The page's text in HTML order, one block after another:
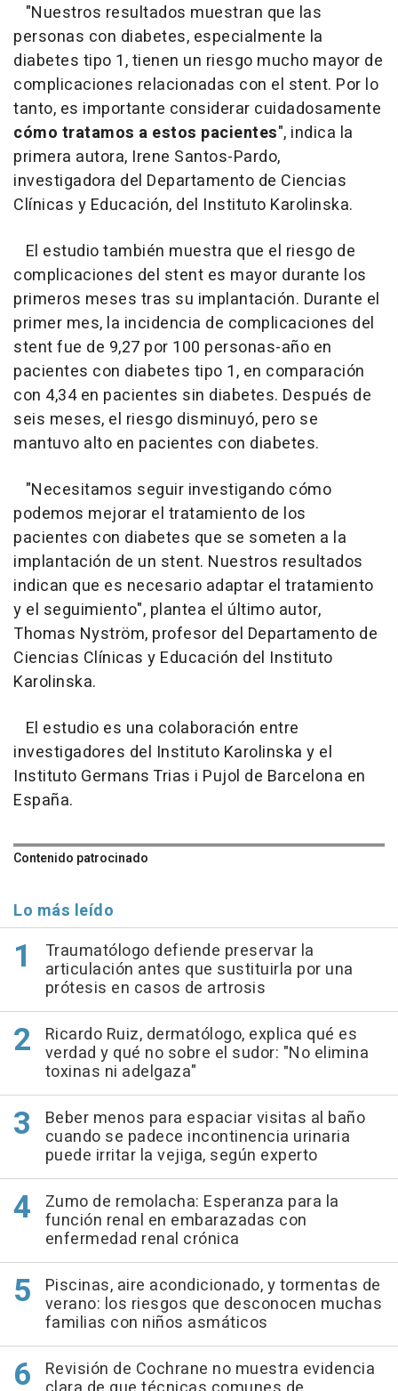
"Nuestros resultados muestran que las
personas con diabetes, especialmente la
diabetes tipo 1, tienen un riesgo mucho mayor de
complicaciones relacionadas con el stent. Por lo
tanto, es importante considerar cuidadosamente
cómo tratamos a estos pacientes", indica la
primera autora, Irene Santos-Pardo,
investigadora del Departamento de Ciencias
Clínicas y Educación, del Instituto Karolinska.
El estudio también muestra que el riesgo de
complicaciones del stent es mayor durante los
primeros meses tras su implantación. Durante el
primer mes, la incidencia de complicaciones del
stent fue de 9,27 por 100 personas-año en
pacientes con diabetes tipo 1, en comparación
con 4,34 en pacientes sin diabetes. Después de
seis meses, el riesgo disminuyó, pero se
mantuvo alto en pacientes con diabetes.
"Necesitamos seguir investigando cómo
podemos mejorar el tratamiento de los
pacientes con diabetes que se someten a la
implantación de un stent. Nuestros resultados
indican que es necesario adaptar el tratamiento
y el seguimiento", plantea el último autor,
Thomas Nyström, profesor del Departamento de
Ciencias Clínicas y Educación del Instituto
Karolinska.
El estudio es una colaboración entre
investigadores del Instituto Karolinska y el
Instituto Germans Trias i Pujol de Barcelona en
España.
Contenido patrocinado
Lo más leído
Traumatólogo defiende preservar la
articulación antes que sustituirla por una
prótesis en casos de artrosis
Ricardo Ruiz, dermatólogo, explica qué es
verdad y qué no sobre el sudor: "No elimina
toxinas ni adelgaza"
Beber menos para espaciar visitas al baño
cuando se padece incontinencia urinaria
puede irritar la vejiga, según experto
Zumo de remolacha: Esperanza para la
función renal en embarazadas con
enfermedad renal crónica
Piscinas, aire acondicionado, y tormentas de
verano: los riesgos que desconocen muchas
familias con niños asmáticos
Revisión de Cochrane no muestra evidencia